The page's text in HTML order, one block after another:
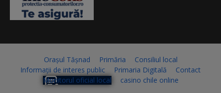
Orașul Tășnad Primăria
Consiliul local
Informații de interes public
Primaria Digitală
Contact
Monitorul oficial local
casino chile online